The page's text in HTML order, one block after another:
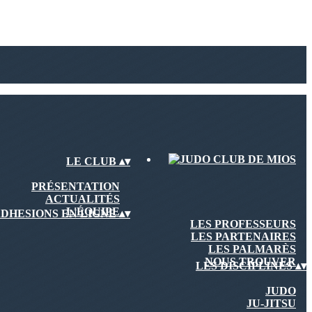
LE CLUB ▴▾
PRÉSENTATION
ACTUALITÉS
L'ÉQUIPE
LES PROFESSEURS
LES PARTENAIRES
LES PALMARÈS
NOUS TROUVER
EN LIGNE▴▾
LES DISCIPLINES▴▾
JUDO
JU-JITSU